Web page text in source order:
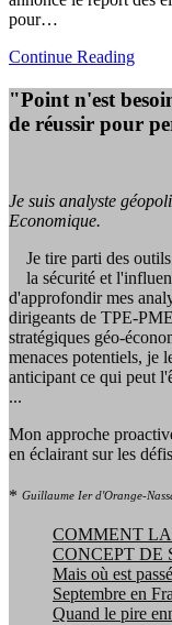
pour…
Continue Reading
"Point n'est
de réussir pour
Je suis analyste
Economique.
Je tire parti des
la sécurité et
d'approfondir mes
dirigeants de TPE-
stratégiques géo-
menaces potentiels, je
anticipant ce qui peut
...
Mon approche
en éclairant sur les
* Guillaume Ier d'Orange-
COMMENT
CONCEPT DE
Mais où est
Septembre en
Quand le pire